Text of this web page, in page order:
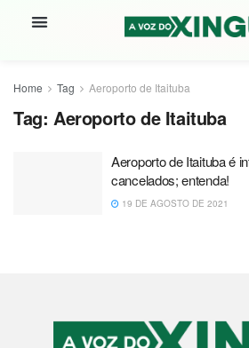
Home Tag Aeroporto de Itaituba
Tag: Aeroporto de Itaituba
Aeroporto de Itaituba é
cancelados; entenda!
19 DE AGOSTO DE 2021